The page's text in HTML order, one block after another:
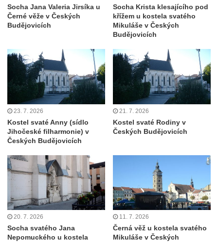
Socha Jana Valeria Jirsíka u
Černé věže v Českých
Budějovicích
Socha Krista klesajícího pod
křížem u kostela svatého
Mikuláše v Českých
Budějovicích
23. 7. 2026
Kostel svaté Anny (sídlo
Jihočeské filharmonie) v
Českých Budějovicích
21. 7. 2026
Kostel svaté Rodiny v
Českých Budějovicích
20. 7. 2026
Socha svatého Jana
Nepomuckého u kostela
11. 7. 2026
Černá věž u kostela svatého
Mikuláše v Českých